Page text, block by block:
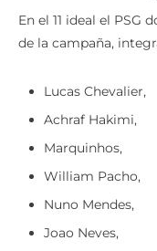
En el 11 ideal el
de la campaña,
Lucas Chevalier,
Achraf Hakimi,
Marquinhos,
William Pacho,
Nuno Mendes,
Joao Neves,